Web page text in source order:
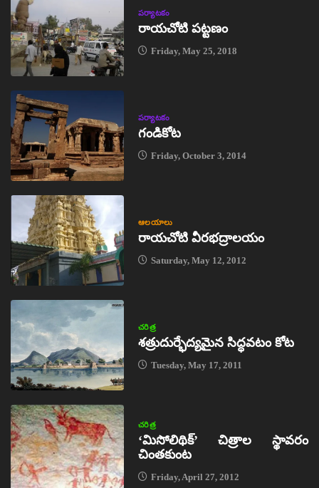
పర్యాటకం
రాయచోటి పట్టణం
Friday, May 25, 2018
పర్యాటకం
గండికోట
Friday, October 3, 2014
ఆలయాలు
రాయచోటి వీరభద్రాలయం
Saturday, May 12, 2012
చరిత్ర
శత్రుదుర్భేద్యమైన సిద్ధవటం కోట
Tuesday, May 17, 2011
చరిత్ర
‘మిసోలిథిక్‌’ చిత్రాల స్థావరం
చింతకుంట
Friday, April 27, 2012